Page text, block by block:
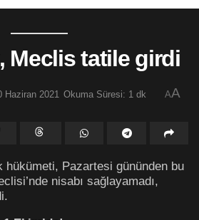
Meclis tatile girdi
Haziran 2021 Okuma Süresi: 1 dk AA
hükümeti, Pazartesi gününden bu
nisabı sağlayamadı,